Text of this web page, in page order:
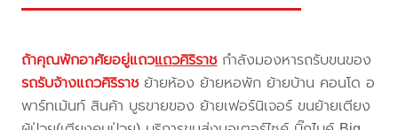
ถ้าคุณพักอาศัยอยู่แถวแถวศิริราช กำลังมองหารถรับขนของ
รถรับจ้างแถวศิริราช ย้ายห้อง ย้ายหอพัก ย้ายบ้าน คอนโด อ
พาร์ทเม้นท์ สินค้า บูธขายของ ย้ายเฟอร์นิเจอร์ ขนย้ายเตียง